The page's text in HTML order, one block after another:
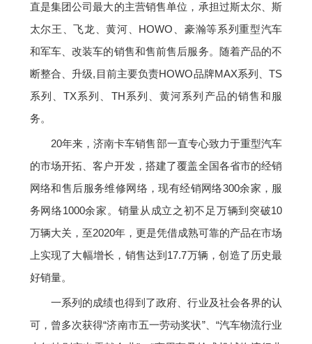
直是集团公司最大的主营销售单位，承担过斯太尔、斯
太尔王、飞龙、黄河、HOWO、豪瀚等系列重型汽车
和军车、改装车的销售和售前售后服务。随着产品的不
断整合、升级,目前主要负责HOWO品牌MAX系列、TS
系列、TX系列、TH系列、黄河系列产品的销售和服
务。
20年来，济南卡车销售部一直专心致力于重型汽车
的市场开拓、客户开发，搭建了覆盖全国各省市的经销
网络和售后服务维修网络，现有经销网络300余家，服
务网络1000余家。销量从成立之初不足万辆到突破10
万辆大关，至2020年，更是凭借成熟可靠的产品在市场
上实现了大幅增长，销售达到17.7万辆，创造了历史最
好销量。
一系列的成绩也得到了政府、行业及社会各界的认
可，曾多次获得“济南市五一劳动奖状”、“汽车物流行业